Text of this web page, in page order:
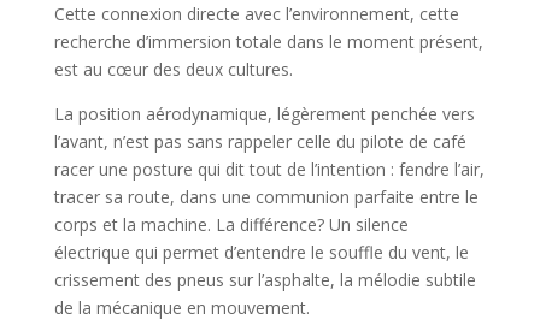
Cette connexion directe avec l’environnement, cette
recherche d’immersion totale dans le moment présent,
est au cœur des deux cultures.
La position aérodynamique, légèrement penchée vers
l’avant, n’est pas sans rappeler celle du pilote de café
racer une posture qui dit tout de l’intention : fendre l’air,
tracer sa route, dans une communion parfaite entre le
corps et la machine. La différence? Un silence
électrique qui permet d’entendre le souffle du vent, le
crissement des pneus sur l’asphalte, la mélodie subtile
de la mécanique en mouvement.